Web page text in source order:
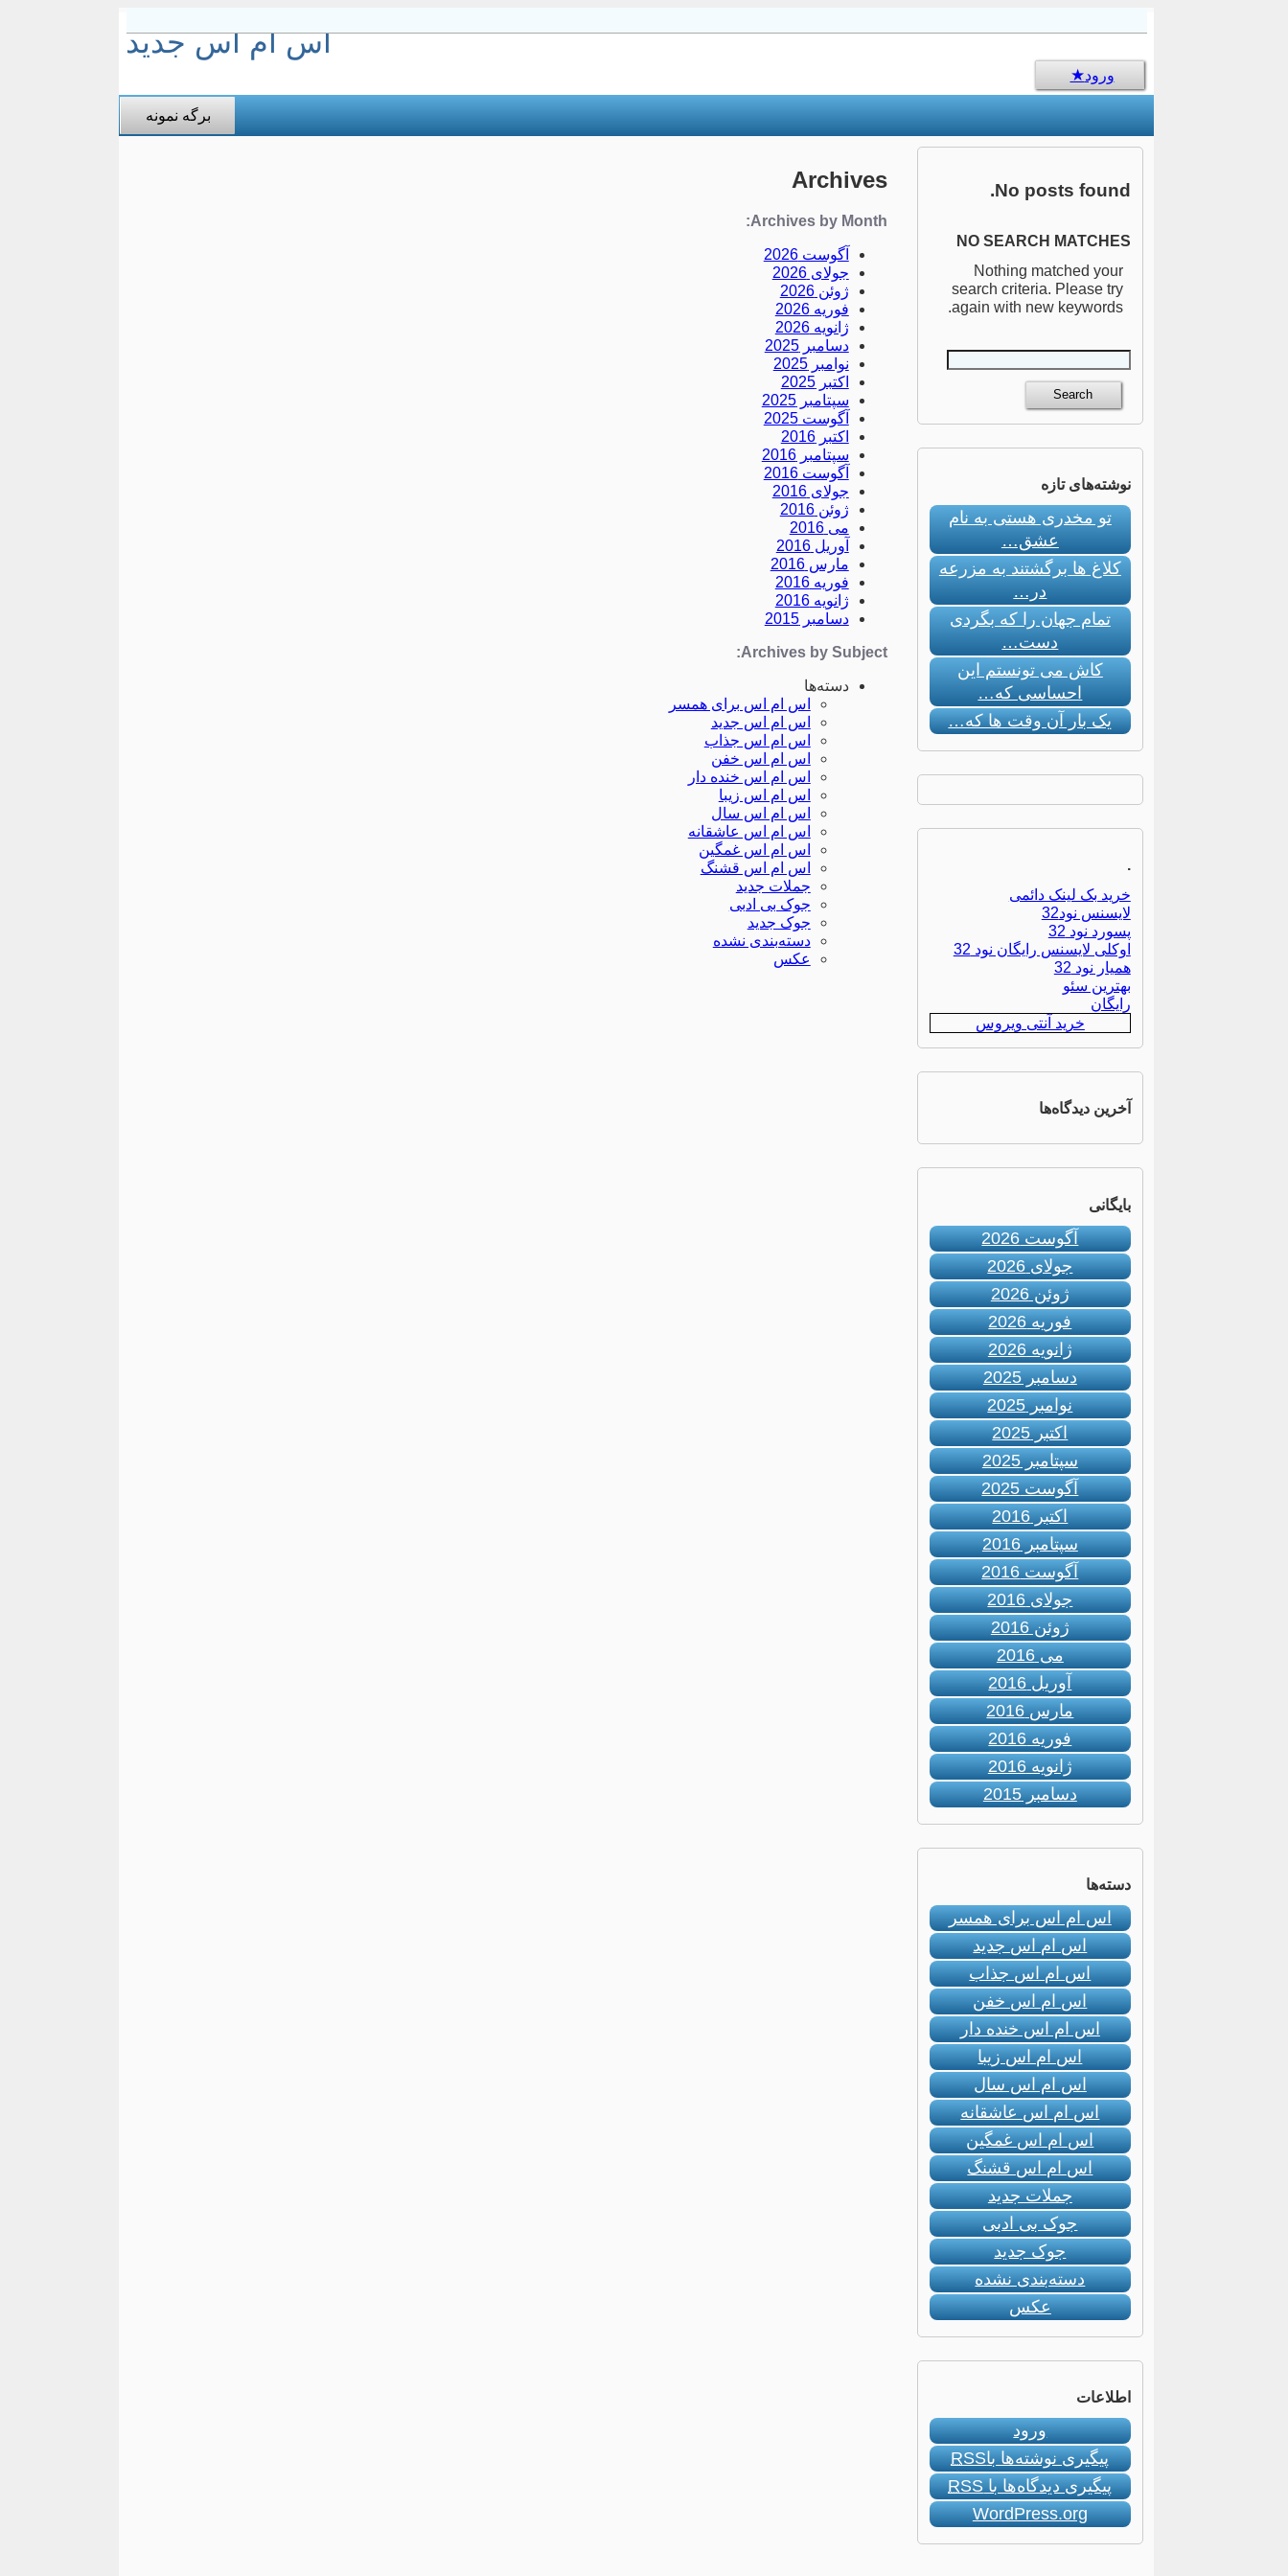
اس ام اس جدید
ورود
برگه نمونه
Archives
Archives by Month:
آگوست 2026
جولای 2026
ژوئن 2026
فوریه 2026
ژانویه 2026
دسامبر 2025
نوامبر 2025
اکتبر 2025
سپتامبر 2025
آگوست 2025
اکتبر 2016
سپتامبر 2016
آگوست 2016
جولای 2016
ژوئن 2016
می 2016
آوریل 2016
مارس 2016
فوریه 2016
ژانویه 2016
دسامبر 2015
Archives by Subject:
دسته‌ها
اس ام اس برای همسر
اس ام اس جدید
اس ام اس جذاب
اس ام اس خفن
اس ام اس خنده دار
اس ام اس زیبا
اس ام اس سال
اس ام اس عاشقانه
اس ام اس غمگین
اس ام اس قشنگ
جملات جدید
جوک بی ادبی
جوک جدید
دسته‌بندی نشده
عکس
No posts found.
NO SEARCH MATCHES
Nothing matched your
search criteria. Please try
again with new keywords.
نوشته‌های تازه
تو مخدری هستی به نام
عشق…
کلاغ ها برگشتند به مزرعه
در…
تمام جهان را که بگردی
دست…
کاش می تونستم این
احساسی که…
یک بار آن وقت ها که…
.
خرید بک لینک دائمی
لایسنس نود32
پسورد نود 32
اوکلی لایسنس رایگان نود 32
همیار نود 32
بهترین سئو
رایگان
خرید آنتی ویروس
آخرین دیدگاه‌ها
بایگانی
آگوست 2026
جولای 2026
ژوئن 2026
فوریه 2026
ژانویه 2026
دسامبر 2025
نوامبر 2025
اکتبر 2025
سپتامبر 2025
آگوست 2025
اکتبر 2016
سپتامبر 2016
آگوست 2016
جولای 2016
ژوئن 2016
می 2016
آوریل 2016
مارس 2016
فوریه 2016
ژانویه 2016
دسامبر 2015
دسته‌ها
اس ام اس برای همسر
اس ام اس جدید
اس ام اس جذاب
اس ام اس خفن
اس ام اس خنده دار
اس ام اس زیبا
اس ام اس سال
اس ام اس عاشقانه
اس ام اس غمگین
اس ام اس قشنگ
جملات جدید
جوک بی ادبی
جوک جدید
دسته‌بندی نشده
عکس
اطلاعات
ورود
پیگیری نوشته‌ها باRSS
پیگیری دیدگاه‌ها باRSS
WordPress.org